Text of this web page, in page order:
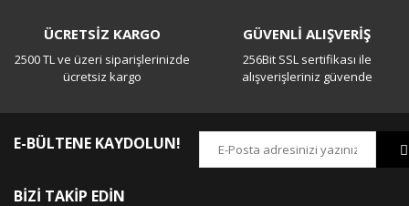
ÜCRETSİZ KARGO
2500 TL ve üzeri siparişlerinizde
ücretsiz kargo
GÜVENLİ ALIŞVERİŞ
256Bit SSL sertifikası ile
alışverişleriniz güvende
E-BÜLTENE KAYDOLUN!
BİZİ TAKİP EDİN